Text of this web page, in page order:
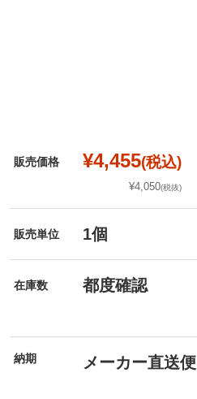
販売価格 ¥4,455(税込)
¥4,050(税抜)
販売単位 1個
在庫数 都度確認
納期 メーカー直送便